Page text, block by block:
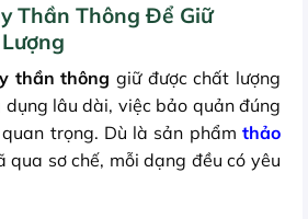
Thần Thông Để Giữ
thần thông giữ được chất lượng
lâu dài, việc bảo quản đúng
trọng. Dù là sản phẩm thảo
sơ chế, mỗi dạng đều có yêu